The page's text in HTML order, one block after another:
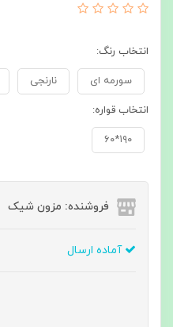
انتخاب رنگ:
سورمه ای نارنجی
انتخاب قواره:
۱۹۰*۶۰
فروشنده: مزون شیک
آماده ارسال